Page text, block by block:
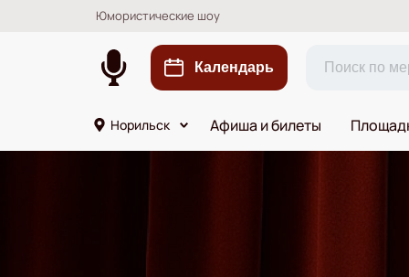
Юмористические шоу
Календарь
Норильск Афиша и билеты